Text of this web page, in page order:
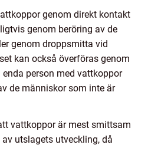
genom direkt kontakt
genom beröring av de
genom droppsmitta vid
kan också överföras genom
enda person med vattkoppor
de människor som inte är
vattkoppor är mest smittsam
utslagets utveckling, då